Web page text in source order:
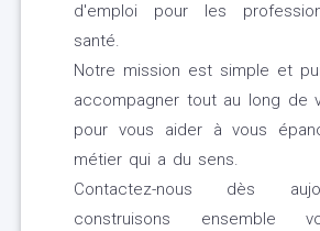
d'emploi pour les
santé.
Notre mission est simple et
accompagner tout au long de
pour vous aider à vous
métier qui a du sens.
Contactez-nous dès
construisons ensemble